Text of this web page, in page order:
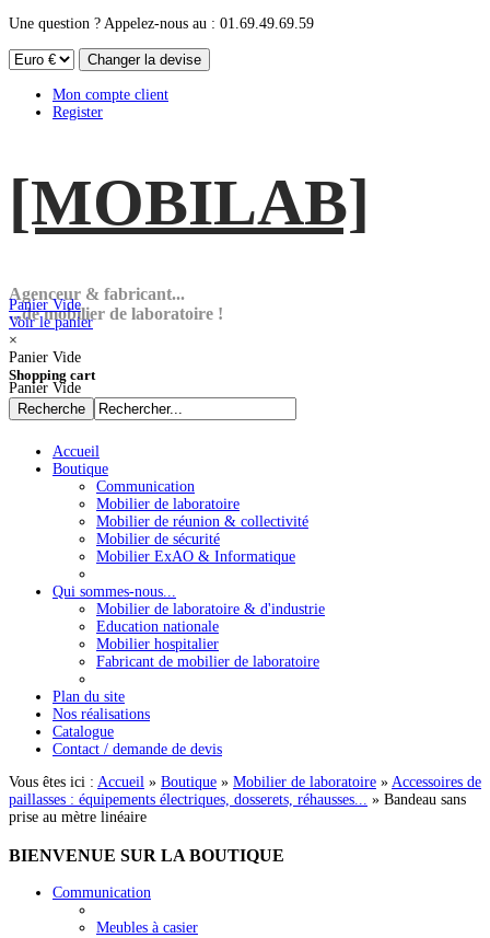
Une question ? Appelez-nous au : 01.69.49.69.59
Mon compte client
Register
[MOBILAB]
Agenceur & fabricant...
...de mobilier de laboratoire !
Panier Vide
Voir le panier
×
Panier Vide
Shopping cart
Panier Vide
Accueil
Boutique
Communication
Mobilier de laboratoire
Mobilier de réunion & collectivité
Mobilier de sécurité
Mobilier ExAO & Informatique
Qui sommes-nous...
Mobilier de laboratoire & d'industrie
Education nationale
Mobilier hospitalier
Fabricant de mobilier de laboratoire
Plan du site
Nos réalisations
Catalogue
Contact / demande de devis
Vous êtes ici : Accueil » Boutique » Mobilier de laboratoire » Accessoires de
paillasses : équipements électriques, dosserets, réhausses... » Bandeau sans
prise au mètre linéaire
BIENVENUE SUR LA BOUTIQUE
Communication
Meubles à casier